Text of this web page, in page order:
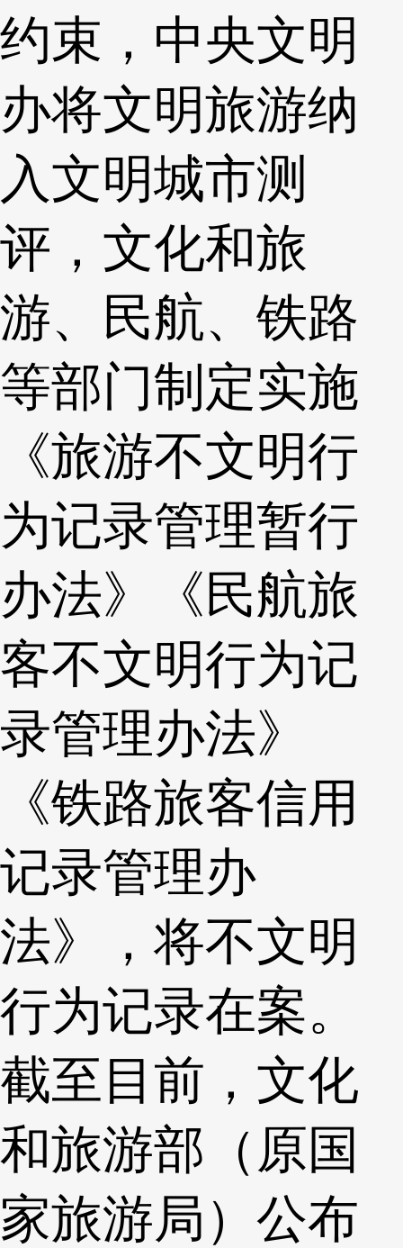
约束，中央文明
办将文明旅游纳
入文明城市测
评，文化和旅
游、民航、铁路
等部门制定实施
《旅游不文明行
为记录管理暂行
办法》《民航旅
客不文明行为记
录管理办法》
《铁路旅客信用
记录管理办
法》，将不文明
行为记录在案。
截至目前，文化
和旅游部（原国
家旅游局）公布